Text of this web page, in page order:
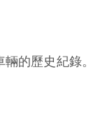
的歷史紀錄。